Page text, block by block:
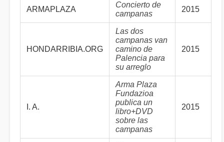
ARMAPLAZA
Concierto de
campanas
2015
HONDARRIBIA.ORG
Las dos
campanas van
camino de
Palencia para
su arreglo
2015
I. A.
Arma Plaza
Fundazioa
publica un
libro+DVD
sobre las
campanas
2015